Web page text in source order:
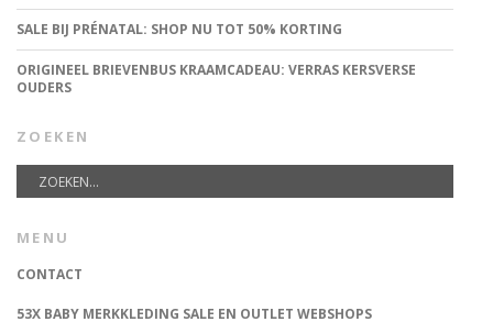
SALE BIJ PRÉNATAL: SHOP NU TOT 50% KORTING
ORIGINEEL BRIEVENBUS KRAAMCADEAU: VERRAS KERSVERSE
OUDERS
ZOEKEN
MENU
CONTACT
53X BABY MERKKLEDING SALE EN OUTLET WEBSHOPS